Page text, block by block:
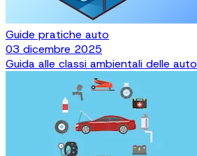
Guide pratiche auto
03 dicembre 2025
Guida alle classi ambientali delle auto